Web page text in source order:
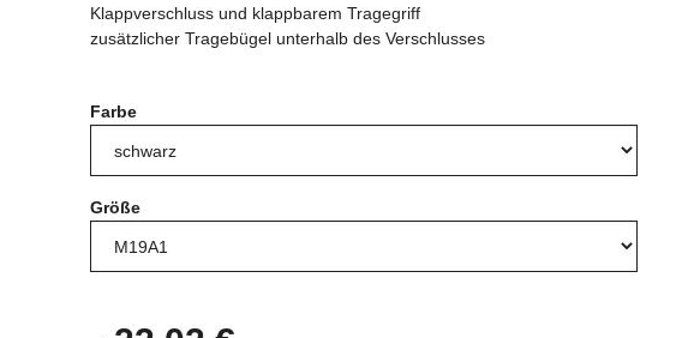
Klappverschluss und klappbarem Tragegriff
zusätzlicher Tragebügel unterhalb des Verschlusses
Farbe
Größe